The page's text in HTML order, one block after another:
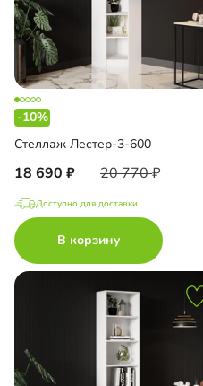
-10%
Стеллаж Лестер-3-600
18 690 20 770
Доступно для доставки
В корзину